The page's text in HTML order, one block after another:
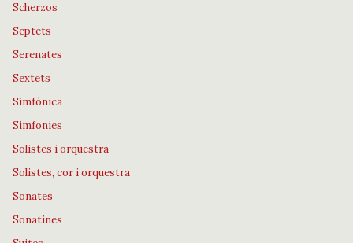
Scherzos
Septets
Serenates
Sextets
Simfònica
Simfonies
Solistes i orquestra
Solistes, cor i orquestra
Sonates
Sonatines